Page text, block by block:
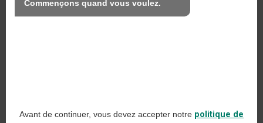
LABIN PRODUCTS S.L.
Commençons quand vous voulez.
Avant de continuer, vous devez accepter notre politique de